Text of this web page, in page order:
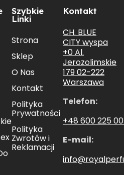
Szybkie
Linki
Strona
Sklep
O Nas
Kontakt
Polityka
Prywatności
Polityka
Zwrotów i
Reklamacji
Kontakt
CH. BLUE
CITY wyspa
+0 Al.
Jerozolimskie
179 02-222
Warszawa
Telefon:
+48 600 225
E-mail: